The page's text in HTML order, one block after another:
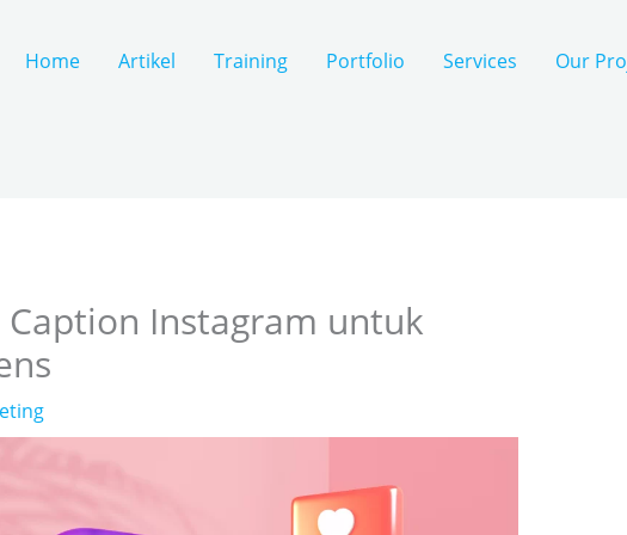
Home Artikel Training Portfolio Services Our
Instagram untuk